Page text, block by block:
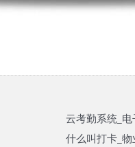
云考勤系统_
什么叫打卡_